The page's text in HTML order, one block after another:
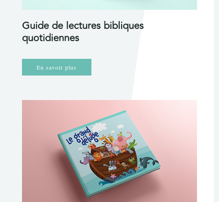
Guide de lectures bibliques
quotidiennes
En savoir plus